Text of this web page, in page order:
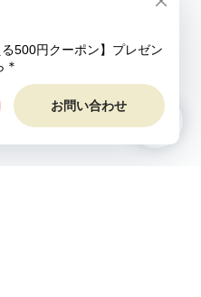
特定商取引法に基づく表記